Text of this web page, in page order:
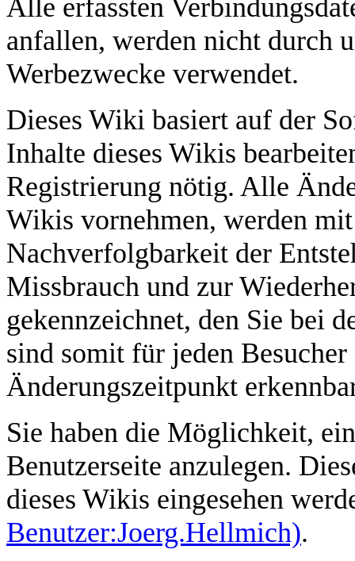
Alle erfassten
anfallen, werden nicht durch
Werbezwecke verwendet.
Dieses Wiki basiert auf der
Inhalte dieses Wikis
Registrierung nötig. Alle
Wikis vornehmen, werden
Nachverfolgbarkeit der
Missbrauch und zur
gekennzeichnet, den Sie bei
sind somit für jeden
Änderungszeitpunkt
Sie haben die Möglichkeit,
Benutzerseite anzulegen.
dieses Wikis eingesehen
Benutzer:Joerg.Hellmich).